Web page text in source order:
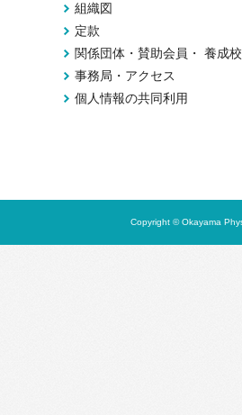
組織図
定款
関係団体・賛助会員・ 養成校
事務局・アクセス
個人情報の共同利用
Copyright © Okayama